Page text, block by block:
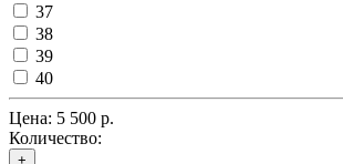
37
38
39
40
Цена: 5 500 р.
Количество:
+